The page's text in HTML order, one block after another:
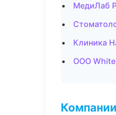
МедиЛаб
Клиника
ООО